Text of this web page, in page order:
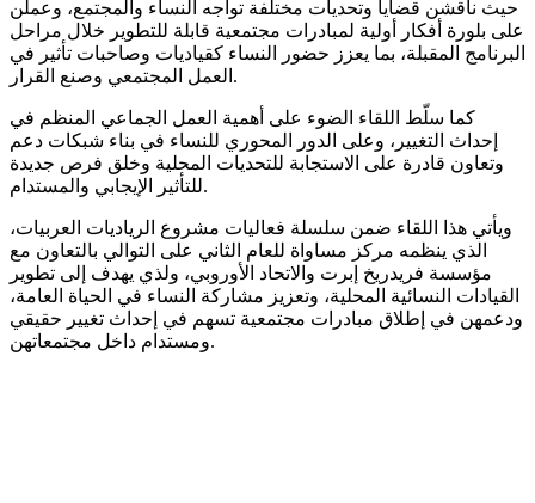
حيث ناقشن قضايا وتحديات مختلفة تواجه النساء والمجتمع، وعملن
على بلورة أفكار أولية لمبادرات مجتمعية قابلة للتطوير خلال مراحل
البرنامج المقبلة، بما يعزز حضور النساء كقياديات وصاحبات تأثير في
العمل المجتمعي وصنع القرار.
كما سلّط اللقاء الضوء على أهمية العمل الجماعي المنظم في
إحداث التغيير، وعلى الدور المحوري للنساء في بناء شبكات دعم
وتعاون قادرة على الاستجابة للتحديات المحلية وخلق فرص جديدة
للتأثير الإيجابي والمستدام.
ويأتي هذا اللقاء ضمن سلسلة فعاليات مشروع الرياديات العربيات،
الذي ينظمه مركز مساواة للعام الثاني على التوالي بالتعاون مع
مؤسسة فريدريخ إبرت والاتحاد الأوروبي، ولذي يهدف إلى تطوير
القيادات النسائية المحلية، وتعزيز مشاركة النساء في الحياة العامة،
ودعمهن في إطلاق مبادرات مجتمعية تسهم في إحداث تغيير حقيقي
ومستدام داخل مجتمعاتهن.